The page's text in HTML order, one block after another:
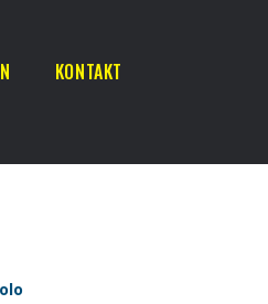
KONTAKT